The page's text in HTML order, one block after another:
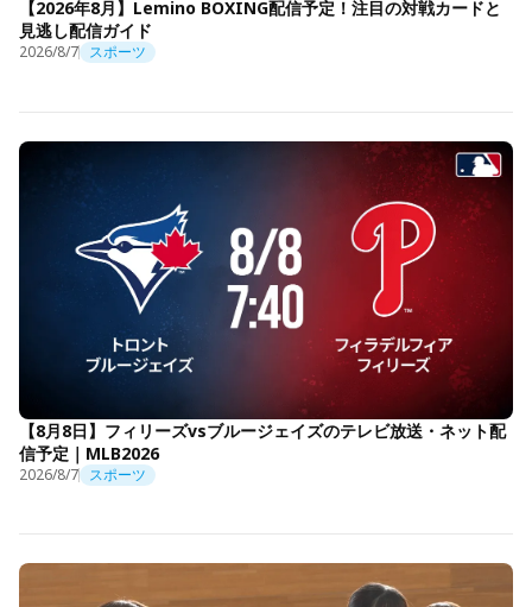
【2026年8月】Lemino BOXING配信予定！注目の対戦カードと
見逃し配信ガイド
2026/8/7 スポーツ
【8月8日】フィリーズvsブルージェイズのテレビ放送・ネット配
信予定｜MLB2026
2026/8/7 スポーツ